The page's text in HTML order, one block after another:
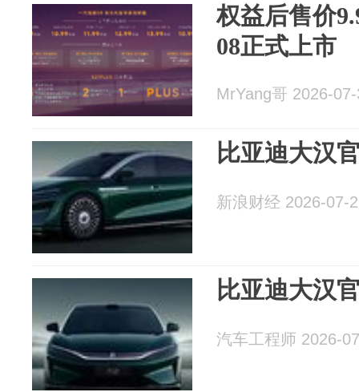
权益后售价
08正式上市
MrYang哥 2026-
比亚迪大汉
新浪财经 2026-07-
比亚迪大汉
汽车工程师 2026-